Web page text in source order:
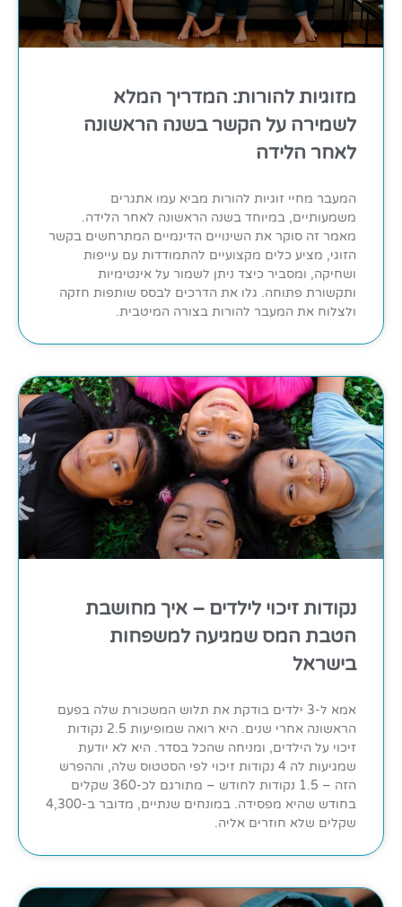
מזוגיות להורות: המדריך המלא
לשמירה על הקשר בשנה הראשונה
לאחר הלידה
המעבר מחיי זוגיות להורות מביא עמו אתגרים
משמעותיים, במיוחד בשנה הראשונה לאחר הלידה.
מאמר זה סוקר את השינויים הדינמיים המתרחשים בקשר
הזוגי, מציע כלים מקצועיים להתמודדות עם עייפות
ושחיקה, ומסביר כיצד ניתן לשמור על אינטימיות
ותקשורת פתוחה. גלו את הדרכים לבסס שותפות חזקה
ולצלוח את המעבר להורות בצורה המיטבית.
נקודות זיכוי לילדים – איך מחושבת
הטבת המס שמגיעה למשפחות
בישראל
אמא ל-3 ילדים בודקת את תלוש המשכורת שלה בפעם
הראשונה אחרי שנים. היא רואה שמופיעות 2.5 נקודות
זיכוי על הילדים, ומניחה שהכל בסדר. היא לא יודעת
שמגיעות לה 4 נקודות זיכוי לפי הסטטוס שלה, וההפרש
הזה – 1.5 נקודות לחודש – מתורגם לכ-360 שקלים
בחודש שהיא מפסידה. במונחים שנתיים, מדובר ב-4,300
שקלים שלא חוזרים אליה.